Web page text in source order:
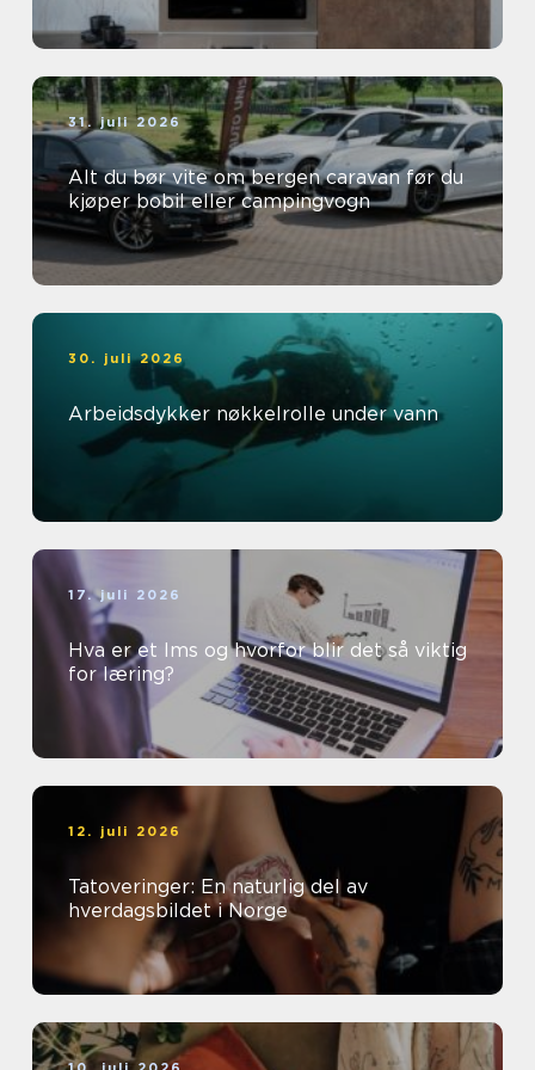
31. juli 2026
Alt du bør vite om bergen caravan før du
kjøper bobil eller campingvogn
30. juli 2026
Arbeidsdykker nøkkelrolle under vann
17. juli 2026
Hva er et lms og hvorfor blir det så viktig
for læring?
12. juli 2026
Tatoveringer: En naturlig del av
hverdagsbildet i Norge